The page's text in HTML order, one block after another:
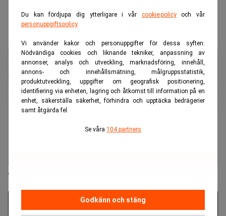
Du kan fördjupa dig ytterligare i vår cookie-policyoch vår
personuppgiftspolicy.
Vi använder kakor och personuppgifter för dessa syften:
Nödvändiga cookies och liknande tekniker, anpassning av
annonser, analys och utveckling, marknadsföring, innehåll,
annons- och innehållsmätning, målgruppsstatistik,
produktutveckling, uppgifter om geografisk positionering,
identifiering via enheten, lagring och åtkomst till information på en
enhet, säkerställa säkerhet, förhindra och upptäcka bedrägerier
samt åtgärda fel.
Se våra 104 partners
Godkänn och stäng
Telekom-sektorn hetast inom nordisk M&A